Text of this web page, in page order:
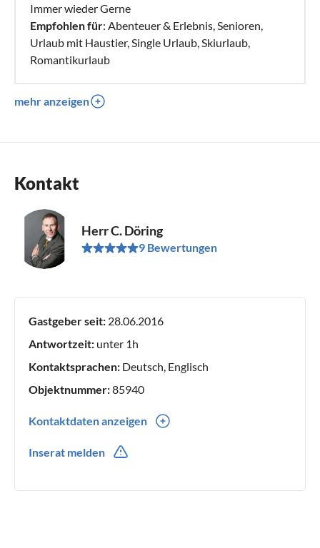
Immer wieder Gerne
Empfohlen für: Abenteuer & Erlebnis, Senioren,
Urlaub mit Haustier, Single Urlaub, Skiurlaub,
Romantikurlaub
mehr anzeigen
Kontakt
Herr C. Döring
9 Bewertungen
Gastgeber seit: 28.06.2016
Antwortzeit: unter 1h
Kontaktsprachen: Deutsch, Englisch
Objektnummer:85940
Kontaktdaten anzeigen
Inserat melden